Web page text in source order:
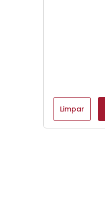
Limpar